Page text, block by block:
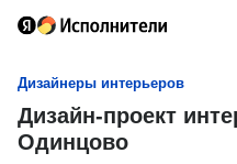
Дизайнеры интерьеров
Дизайн-проект
Одинцово